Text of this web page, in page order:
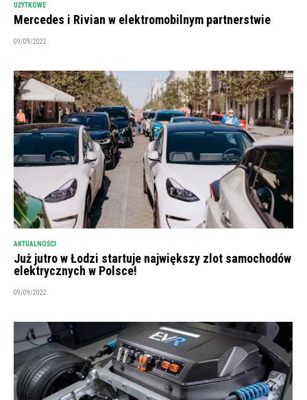
UŻYTKOWE
Mercedes i Rivian w elektromobilnym partnerstwie
09/09/2022
AKTUALNOŚCI
Już jutro w Łodzi startuje największy zlot samochodów
elektrycznych w Polsce!
09/09/2022